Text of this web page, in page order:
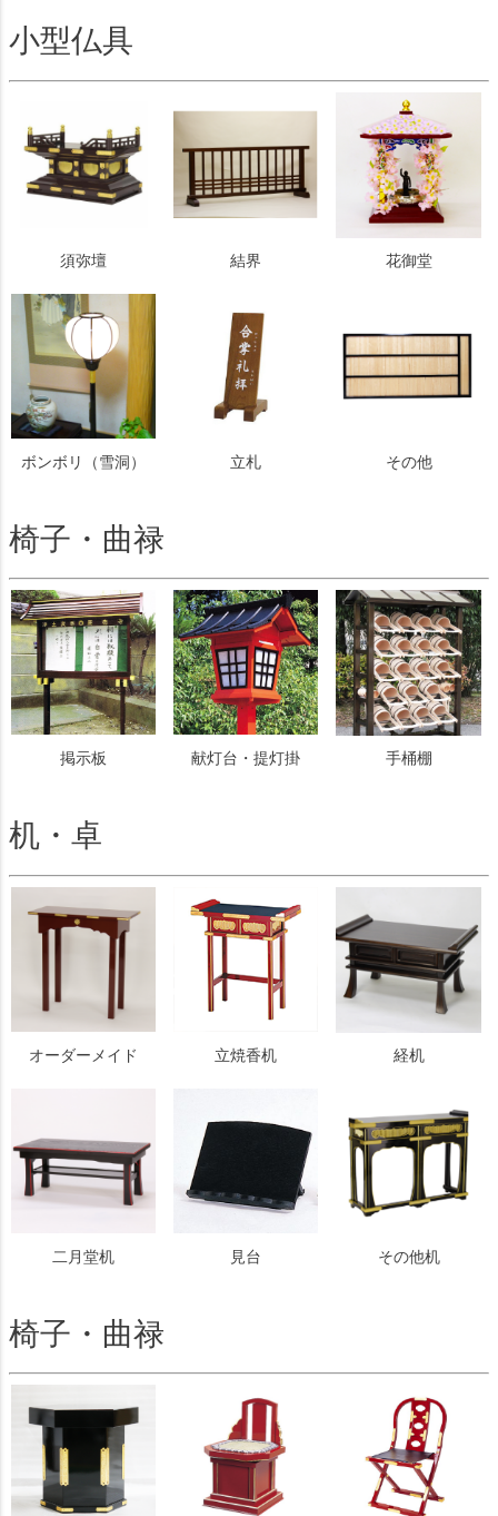
小型仏具
須弥壇 結界 花御堂
ボンボリ（雪洞） 立札 その他
椅子・曲禄
掲示板 献灯台・提灯掛 手桶棚
机・卓
オーダーメイド 立焼香机 経机
二月堂机 見台 その他机
椅子・曲禄